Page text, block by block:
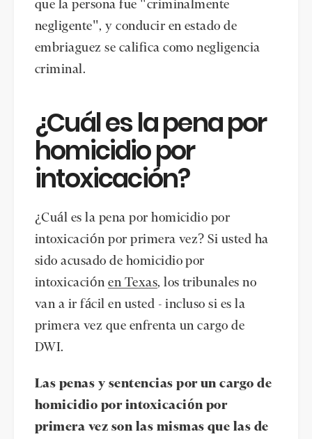
que la persona fue "criminalmente
negligente", y conducir en estado de
embriaguez se califica como negligencia
criminal.
¿Cuál es la pena por
homicidio por
intoxicación?
¿Cuál es la pena por homicidio por
intoxicación por primera vez? Si usted ha
sido acusado de homicidio por
intoxicaciónen Texas, los tribunales no
van a ir fácil en usted - incluso si es la
primera vez que enfrenta un cargo de
DWI.
Las penas y sentencias por un cargo de
homicidio por intoxicación por
primera vez son las mismas que las de